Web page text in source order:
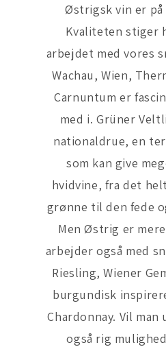
Østrigsk vin er
Kvaliteten stiger
arbejdet med vores
Wachau, Wien,
Carnuntum er
med i. Grüner
nationaldrue, en
som kan give
hvidvine, fra det
grønne til den fede
Men Østrig er
arbejder også med
Riesling, Wiener
burgundisk
Chardonnay. Vil
også rig